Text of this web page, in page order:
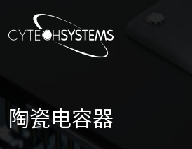
陶瓷电容器